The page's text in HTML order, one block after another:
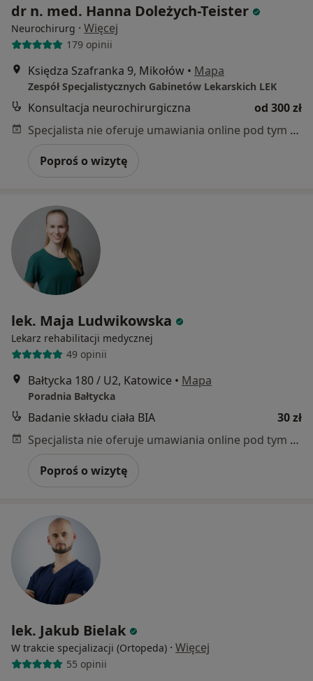
dr n. med. Hanna Doleżych-Teister
Neurochirurg · Więcej
179 opinii
Księdza Szafranka 9, Mikołów • Mapa
Zespół Specjalistycznych Gabinetów Lekarskich LEK
Konsultacja neurochirurgiczna
od 300 zł
Specjalista nie oferuje umawiania online pod tym adresem.
Poproś o wizytę
lek. Maja Ludwikowska
Lekarz rehabilitacji medycznej
49 opinii
Bałtycka 180 / U2, Katowice • Mapa
Poradnia Bałtycka
Badanie składu ciała BIA
30 zł
Specjalista nie oferuje umawiania online pod tym adresem.
Poproś o wizytę
lek. Jakub Bielak
W trakcie specjalizacji (Ortopeda) · Więcej
55 opinii